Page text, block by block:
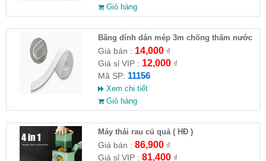
Giỏ hàng
Băng dính dán mép 3m chống thấm nước
Giá bán : 14,000₫
Giá sỉ VIP : 12,000₫
Mã SP: 11156
Xem chi tiết
Giỏ hàng
Máy thái rau củ quả ( HĐ )
Giá bán : 86,900₫
Giá sỉ VIP : 81,400₫